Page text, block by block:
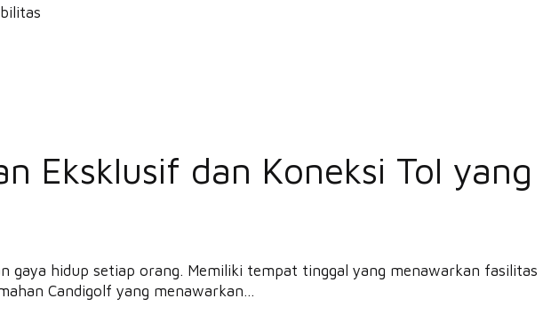
Eksklusif dan Koneksi Tol yang
hidup setiap orang. Memiliki tempat tinggal yang menawarkan fasilitas
Candigolf yang menawarkan...